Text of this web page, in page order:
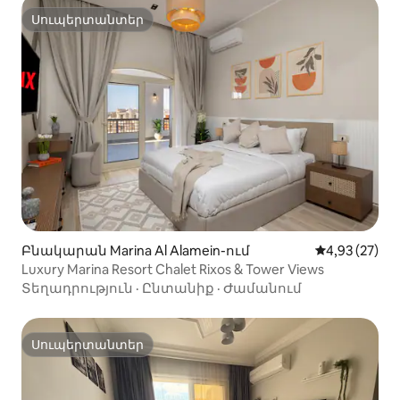
Սուպերտանտեր
Սուպերտանտեր
Բնակարան Marina Al Alamein-ում Միջին
4,93 (27)
Luxury Marina Resort Chalet Rixos & Tower Views
Տեղադրություն · Ընտանիք · Ժամանում
Սուպերտանտեր
Սուպերտանտեր